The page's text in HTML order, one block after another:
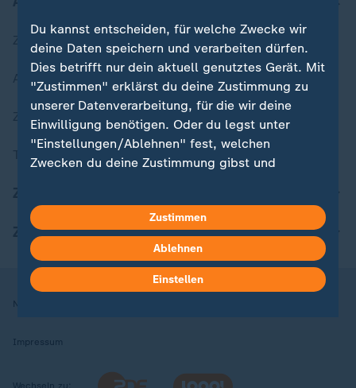
Zuletzt veröffentlicht
Aktuelle Sendungs-Videos
ZDFheute Stories
Themen im Überblick
ZDFheute Apps
Nutzungsbedingungen
Impressum
Wechseln zu:
Du kannst entscheiden, für welche Zwecke wir
deine Daten speichern und verarbeiten dürfen.
Dies betrifft nur dein aktuell genutztes Gerät. Mit
"Zustimmen" erklärst du deine Zustimmung zu
unserer Datenverarbeitung, für die wir deine
Einwilligung benötigen. Oder du legst unter
"Einstellungen/Ablehnen" fest, welchen
Zwecken du deine Zustimmung gibst und
in deinen Einstellungen widerrufen oder ändern.
Hier findest du das Impressum.
Weitere Informationen findest du in unserer
Datenschutzerklärung.
Zustimmen
Ablehnen
Einstellen